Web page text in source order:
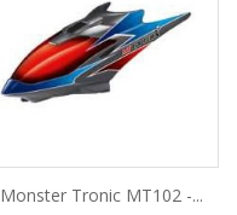
Monster Tronic MT102 -...